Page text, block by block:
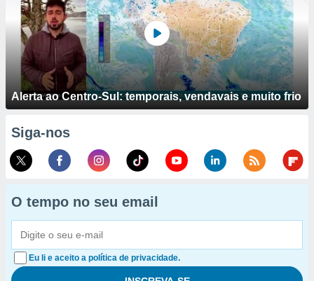
Alerta ao Centro-Sul: temporais, vendavais e muito frio
Siga-nos
O tempo no seu email
Eu li e aceito a política de privacidade.